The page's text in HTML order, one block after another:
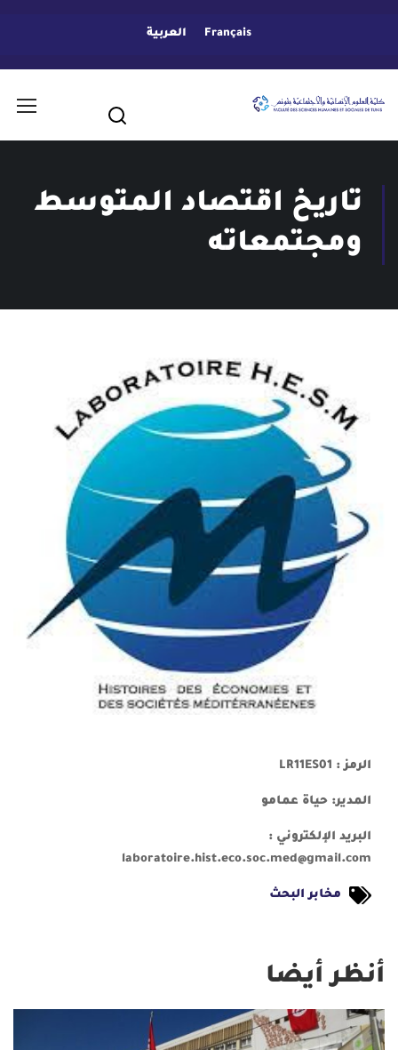
Français العربية
تاريخ اقتصاد المتوسط
ومجتمعاته
الرمز : LR11ES01
المدير: حياة عمامو
البريد الإلكتروني :
laboratoire.hist.eco.soc.med@gmail.com
مخابر البحث
أنظر أيضا